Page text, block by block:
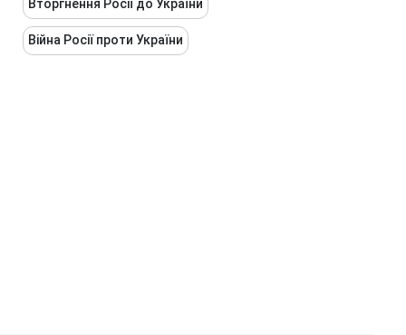
Вторгнення Росії до України
Війна Росії проти України